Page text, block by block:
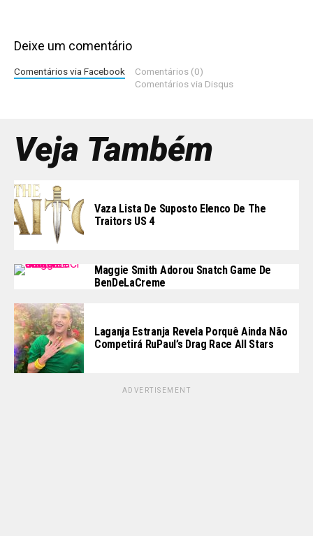
Deixe um comentário
Comentários via Facebook
Comentários (0)
Comentários via Disqus
Veja Também
Vaza Lista De Suposto Elenco De The
Traitors US 4
Maggie Smith Adorou Snatch Game De
BenDeLaCreme
Laganja Estranja Revela Porquê Ainda Não
Competirá RuPaul’s Drag Race All Stars
ADVERTISEMENT